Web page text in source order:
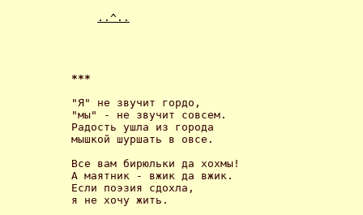
..^..
***
"Я" не звучит гордо,
"мы" - не звучит совсем.
Радость ушла из города
мышкой шуршать в овсе.
Все вам бирюльки да хохмы!
А маятник - вжик да вжик.
Если поэзия сдохла,
я не хочу жить.